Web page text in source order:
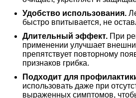
Удобство использования.
быстро впитывается, не
Длительный эффект. При
применении улучшает
препятствует повторному
признаков грибка.
Подходит для
использовать даже при
выраженных симптомов,